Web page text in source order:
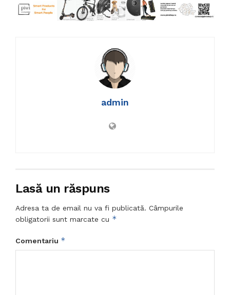
admin
Lasă un răspuns
Adresa ta de email nu va fi publicată. Câmpurile
obligatorii sunt marcate cu *
Comentariu *